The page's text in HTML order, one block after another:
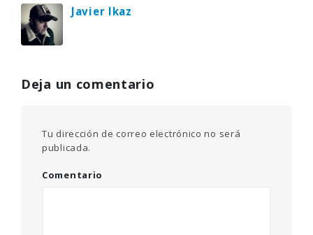
Javier Ikaz
Deja un comentario
Tu dirección de correo electrónico no será
publicada.
Comentario